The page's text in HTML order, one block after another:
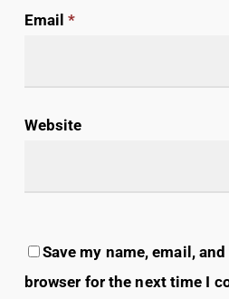
Email*
Website
Save my name, email,
browser for the next time I